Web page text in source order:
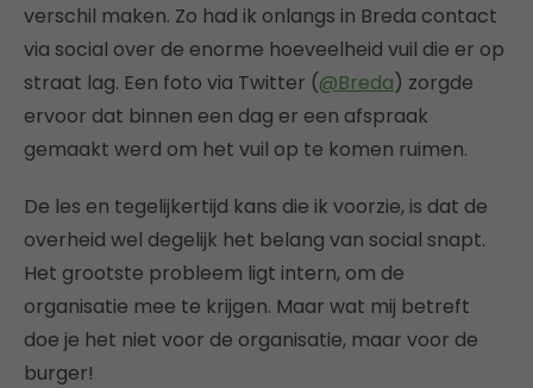
verschil maken. Zo had ik onlangs in Breda contact
via social over de enorme hoeveelheid vuil die er op
straat lag. Een foto via Twitter (@Breda) zorgde
ervoor dat binnen een dag er een afspraak
gemaakt werd om het vuil op te komen ruimen.
De les en tegelijkertijd kans die ik voorzie, is dat de
overheid wel degelijk het belang van social snapt.
Het grootste probleem ligt intern, om de
organisatie mee te krijgen. Maar wat mij betreft
doe je het niet voor de organisatie, maar voor de
burger!